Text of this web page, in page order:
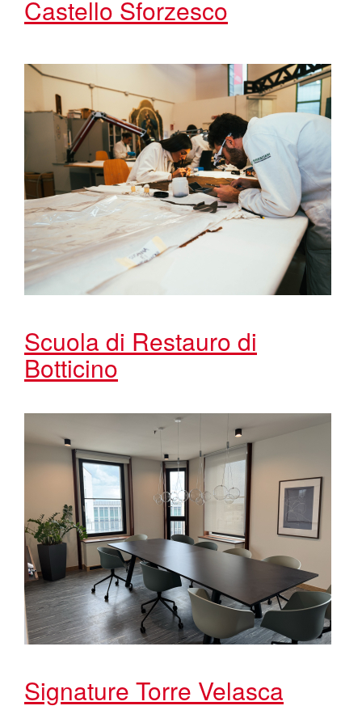
Castello Sforzesco
Scuola di Restauro di
Botticino
Signature Torre Velasca